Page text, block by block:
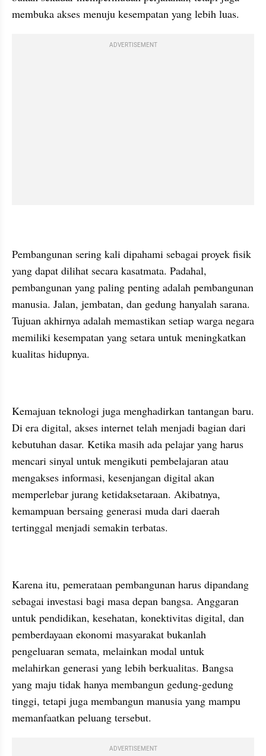
membuka akses menuju kesempatan yang lebih luas.
ADVERTISEMENT
Pembangunan sering kali dipahami sebagai proyek fisik
yang dapat dilihat secara kasatmata. Padahal,
pembangunan yang paling penting adalah pembangunan
manusia. Jalan, jembatan, dan gedung hanyalah sarana.
Tujuan akhirnya adalah memastikan setiap warga negara
memiliki kesempatan yang setara untuk meningkatkan
kualitas hidupnya.
Kemajuan teknologi juga menghadirkan tantangan baru.
Di era digital, akses internet telah menjadi bagian dari
kebutuhan dasar. Ketika masih ada pelajar yang harus
mencari sinyal untuk mengikuti pembelajaran atau
mengakses informasi, kesenjangan digital akan
memperlebar jurang ketidaksetaraan. Akibatnya,
kemampuan bersaing generasi muda dari daerah
tertinggal menjadi semakin terbatas.
Karena itu, pemerataan pembangunan harus dipandang
sebagai investasi bagi masa depan bangsa. Anggaran
untuk pendidikan, kesehatan, konektivitas digital, dan
pemberdayaan ekonomi masyarakat bukanlah
pengeluaran semata, melainkan modal untuk
melahirkan generasi yang lebih berkualitas. Bangsa
yang maju tidak hanya membangun gedung-gedung
tinggi, tetapi juga membangun manusia yang mampu
memanfaatkan peluang tersebut.
ADVERTISEMENT